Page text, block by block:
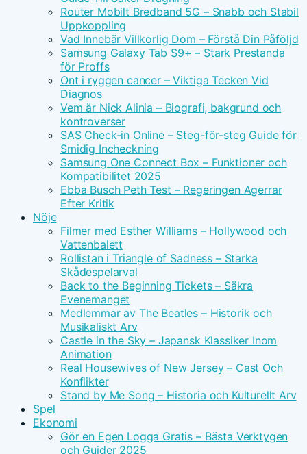
Router Mobilt Bredband 5G – Snabb och Stabil
Uppkoppling
Vad Innebär Villkorlig Dom – Förstå Din Påföljd
Samsung Galaxy Tab S9+ – Stark Prestanda
för Proffs
Ont i ryggen cancer – Viktiga Tecken Vid
Diagnos
Vem är Nick Alinia – Biografi, bakgrund och
kontroverser
SAS Check-in Online – Steg-för-steg Guide för
Smidig Incheckning
Samsung One Connect Box – Funktioner och
Kompatibilitet 2025
Ebba Busch Peth Test – Regeringen Agerrar
Efter Kritik
Nöje
Filmer med Esther Williams – Hollywood och
Vattenbalett
Rollistan i Triangle of Sadness – Starka
Skådespelarval
Back to the Beginning Tickets – Säkra
Evenemanget
Medlemmar av The Beatles – Historik och
Musikaliskt Arv
Castle in the Sky – Japansk Klassiker Inom
Animation
Real Housewives of New Jersey – Cast Och
Konflikter
Stand by Me Song – Historia och Kulturellt Arv
Spel
Ekonomi
Gör en Egen Logga Gratis – Bästa Verktygen
och Guider 2025